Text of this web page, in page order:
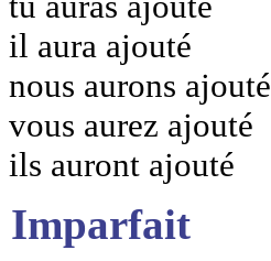
il aura ajouté
nous aurons ajouté
vous aurez ajouté
ils auront ajouté
Imparfait